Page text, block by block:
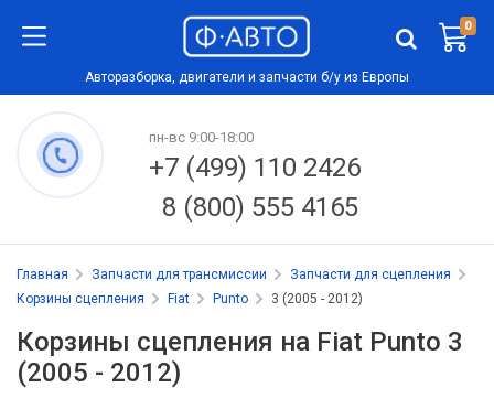
0
Авторазборка, двигатели и запчасти б/у из Европы
пн-вс 9:00-18:00
+7 (499) 110 2426
8 (800) 555 4165
Главная Запчасти для трансмиссии
Запчасти для сцепления
Корзины сцепления
Fiat Punto 3 (2005 - 2012)
Корзины сцепления на Fiat Punto 3
(2005 - 2012)